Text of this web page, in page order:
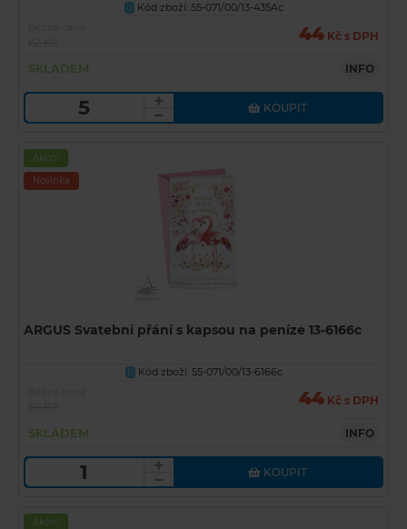
U Kód zboží: 55-071/00/13-435Ac
44 Kč s DPH
SKLADEM INFO
KOUPIT
Akční
Novinka
ARGUS Svatební přání s kapsou na peníze 13-6166c
U Kód zboží: 55-071/00/13-6166c
44 Kč s DPH
SKLADEM INFO
KOUPIT
Akční